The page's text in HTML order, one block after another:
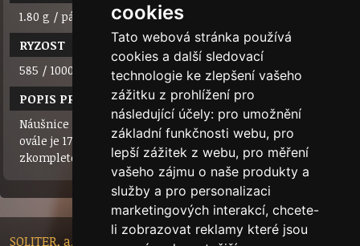
cookies
Tato webová stránka používá
cookies a další sledovací
technologie ke zlepšení vašeho
zážitku z prohlížení pro
následující účely: pro umožnění
základní funkčnosti webu, pro
lepší zážitek z webu, pro měření
vašeho zájmu o naše produkty a
služby a pro personalizaci
marketingových interakcí, chcete-
li zobrazovat reklamy které jsou
1.80 g / pár
RYZOST
585 / 1000 (14 karátů)
POPIS PRODUKTU
Náušnice z bílého/žlutého zlata se zajímavým tvarem. Na
ovále je 17 zirkonů. Zapínání na klasickou klapku. Lze
zkompletovat do soupravy s přívěskem.
SOLITER, a.s. - Nádražní 148/10, 46601 Jablonec nad Nisou,